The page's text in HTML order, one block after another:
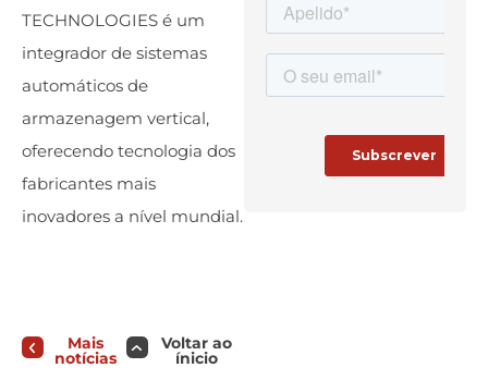
TECHNOLOGIES é um
integrador de sistemas
automáticos de
armazenagem vertical,
oferecendo tecnologia dos
fabricantes mais
inovadores a nível mundial.
Mais
notícias
Voltar ao
ínicio